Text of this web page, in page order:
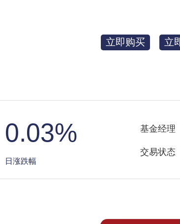
立即购买 立
0.03%
日涨跌幅
基金经理
交易状态